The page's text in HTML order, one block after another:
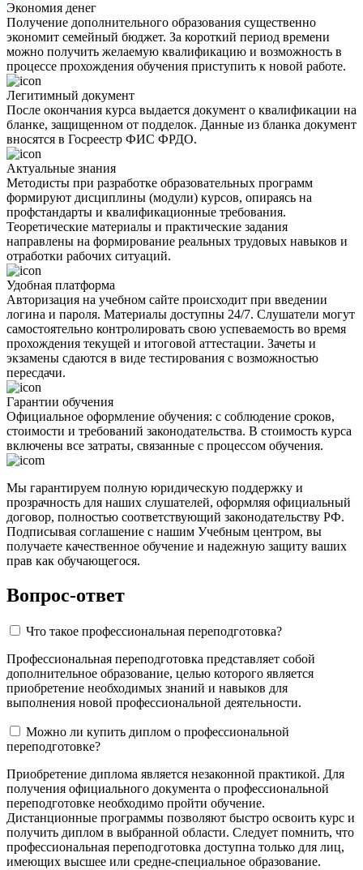
Экономия денег
Получение дополнительного образования существенно
экономит семейный бюджет. За короткий период времени
можно получить желаемую квалификацию и возможность в
процессе прохождения обучения приступить к новой работе.
Легитимный документ
После окончания курса выдается документ о квалификации на
бланке, защищенном от подделок. Данные из бланка документ
вносятся в Госреестр ФИС ФРДО.
Актуальные знания
Методисты при разработке образовательных программ
формируют дисциплины (модули) курсов, опираясь на
профстандарты и квалификационные требования.
Теоретические материалы и практические задания
направлены на формирование реальных трудовых навыков и
отработки рабочих ситуаций.
Удобная платформа
Авторизация на учебном сайте происходит при введении
логина и пароля. Материалы доступны 24/7. Слушатели могут
самостоятельно контролировать свою успеваемость во время
прохождения текущей и итоговой аттестации. Зачеты и
экзамены сдаются в виде тестирования с возможностью
пересдачи.
Гарантии обучения
Официальное оформление обучения: с соблюдение сроков,
стоимости и требований законодательства. В стоимость курса
включены все затраты, связанные с процессом обучения.
Мы гарантируем полную юридическую поддержку и
прозрачность для наших слушателей, оформляя официальный
договор, полностью соответствующий законодательству РФ.
Подписывая соглашение с нашим Учебным центром, вы
получаете качественное обучение и надежную защиту ваших
прав как обучающегося.
Вопрос-ответ
Что такое профессиональная переподготовка?
Профессиональная переподготовка представляет собой
дополнительное образование, целью которого является
приобретение необходимых знаний и навыков для
выполнения новой профессиональной деятельности.
Можно ли купить диплом о профессиональной
переподготовке?
Приобретение диплома является незаконной практикой. Для
получения официального документа о профессиональной
переподготовке необходимо пройти обучение.
Дистанционные программы позволяют быстро освоить курс и
получить диплом в выбранной области. Следует помнить, что
профессиональная переподготовка доступна только для лиц,
имеющих высшее или средне-специальное образование.